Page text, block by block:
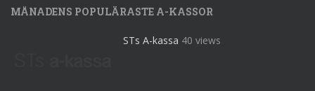
MÅNADENS POPULÄRASTE A-KASSOR
STs A-kassa 40 views